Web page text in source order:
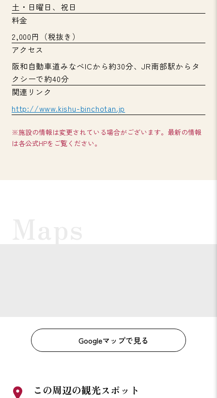
土・日曜日、祝日
料金
2,000円（税抜き）
アクセス
阪和自動車道みなべICから約30分、JR南部駅からタ
クシーで約40分
関連リンク
http://www.kishu-binchotan.jp
※施設の情報は変更されている場合がございます。最新の情報
は各公式HPをご覧ください。
Googleマップで見る
この周辺の観光スポット